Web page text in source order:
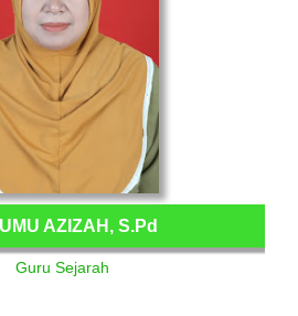
UMU AZIZAH, S.Pd
Guru Sejarah